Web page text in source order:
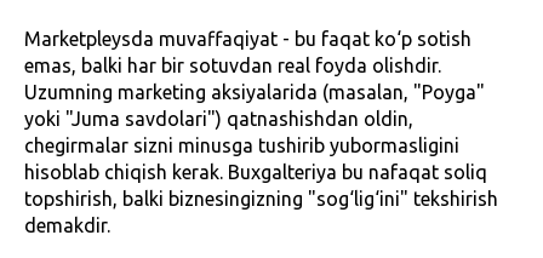
Marketpleysda muvaffaqiyat - bu faqat ko‘p sotish
emas, balki har bir sotuvdan real foyda olishdir.
Uzumning marketing aksiyalarida (masalan, "Poyga"
yoki "Juma savdolari") qatnashishdan oldin,
chegirmalar sizni minusga tushirib yubormasligini
hisoblab chiqish kerak. Buxgalteriya bu nafaqat soliq
topshirish, balki biznesingizning "sog‘lig‘ini" tekshirish
demakdir.